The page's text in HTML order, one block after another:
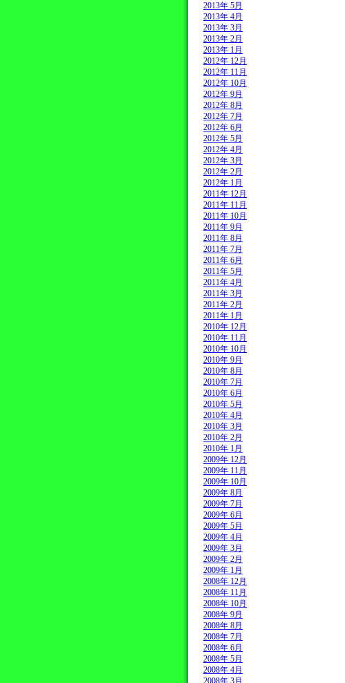
2013年 5月
2013年 4月
2013年 3月
2013年 2月
2013年 1月
2012年 12月
2012年 11月
2012年 10月
2012年 9月
2012年 8月
2012年 7月
2012年 6月
2012年 5月
2012年 4月
2012年 3月
2012年 2月
2012年 1月
2011年 12月
2011年 11月
2011年 10月
2011年 9月
2011年 8月
2011年 7月
2011年 6月
2011年 5月
2011年 4月
2011年 3月
2011年 2月
2011年 1月
2010年 12月
2010年 11月
2010年 10月
2010年 9月
2010年 8月
2010年 7月
2010年 6月
2010年 5月
2010年 4月
2010年 3月
2010年 2月
2010年 1月
2009年 12月
2009年 11月
2009年 10月
2009年 8月
2009年 7月
2009年 6月
2009年 5月
2009年 4月
2009年 3月
2009年 2月
2009年 1月
2008年 12月
2008年 11月
2008年 10月
2008年 9月
2008年 8月
2008年 7月
2008年 6月
2008年 5月
2008年 4月
2008年 3月